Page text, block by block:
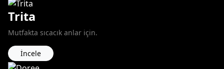
Trita
Mutfakta sıcacık anlar için.
İncele